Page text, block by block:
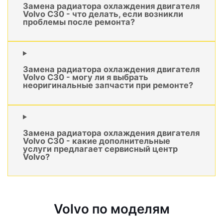
Замена радиатора охлаждения двигателя
Volvo C30 - что делать, если возникли
проблемы после ремонта?
Замена радиатора охлаждения двигателя
Volvo C30 - могу ли я выбрать
неоригинальные запчасти при ремонте?
Замена радиатора охлаждения двигателя
Volvo C30 - какие дополнительные
услуги предлагает сервисный центр
Volvo?
Volvo по моделям